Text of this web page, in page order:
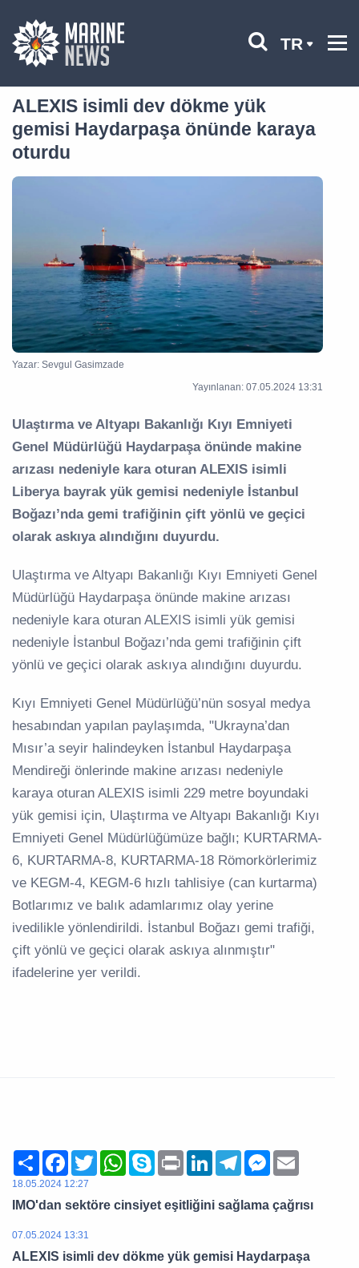
TR
ALEXIS isimli dev dökme yük
gemisi Haydarpaşa önünde karaya
oturdu
Yazar: Sevgul Gasimzade
Yayınlanan: 07.05.2024 13:31
Ulaştırma ve Altyapı Bakanlığı Kıyı Emniyeti
Genel Müdürlüğü Haydarpaşa önünde makine
arızası nedeniyle kara oturan ALEXIS isimli
Liberya bayrak yük gemisi nedeniyle İstanbul
Boğazı’nda gemi trafiğinin çift yönlü ve geçici
olarak askıya alındığını duyurdu.
Ulaştırma ve Altyapı Bakanlığı Kıyı Emniyeti Genel
Müdürlüğü Haydarpaşa önünde makine arızası
nedeniyle kara oturan ALEXIS isimli yük gemisi
nedeniyle İstanbul Boğazı’nda gemi trafiğinin çift
yönlü ve geçici olarak askıya alındığını duyurdu.
Kıyı Emniyeti Genel Müdürlüğü’nün sosyal medya
hesabından yapılan paylaşımda, "Ukrayna’dan
Mısır’a seyir halindeyken İstanbul Haydarpaşa
Mendireği önlerinde makine arızası nedeniyle
karaya oturan ALEXIS isimli 229 metre boyundaki
yük gemisi için, Ulaştırma ve Altyapı Bakanlığı Kıyı
Emniyeti Genel Müdürlüğümüze bağlı; KURTARMA-
6, KURTARMA-8, KURTARMA-18 Römorkörlerimiz
ve KEGM-4, KEGM-6 hızlı tahlisiye (can kurtarma)
Botlarımız ve balık adamlarımız olay yerine
ivedilikle yönlendirildi. İstanbul Boğazı gemi trafiği,
çift yönlü ve geçici olarak askıya alınmıştır"
ifadelerine yer verildi.
ShareFacebook
TwitterWhatsApp
SkypePrint LinkedInTelegramMessenger
18.05.2024 12:27
IMO'dan sektöre cinsiyet eşitliğini sağlama çağrısı
07.05.2024 13:31
ALEXIS isimli dev dökme yük gemisi Haydarpaşa